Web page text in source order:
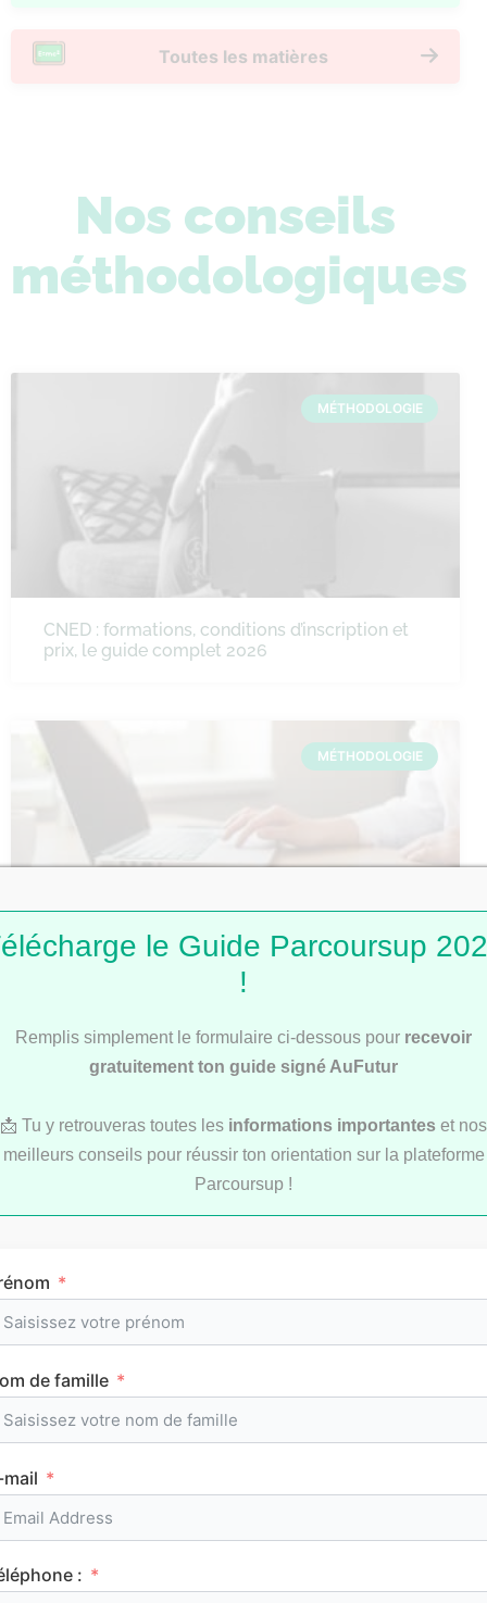
Toutes les matières
Nos conseils
méthodologiques
MÉTHODOLOGIE
CNED : formations, conditions d’inscription et
prix, le guide complet 2026
MÉTHODOLOGIE
Comment faire une fiche de révision ?
Comment réviser pendant les vacances d’été
au lycée ?
le Guide Parcoursup
!
Remplis simplement le formulaire ci-dessous pour recevoir
gratuitement ton guide signé AuFutur
📩 Tu y retrouveras toutes les informations importantes et nos
meilleurs conseils pour réussir ton orientation sur la plateforme
Parcoursup !
de famille
: